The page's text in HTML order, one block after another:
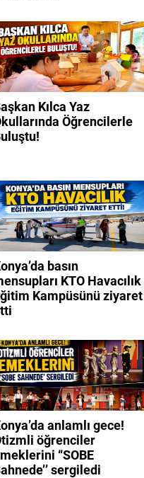
Kılca Yaz
Öğrencilerle
basın
KTO Havacılık
Kampüsünü ziyaret
anlamlı gece!
öğrenciler
“SOBE
sergiledi